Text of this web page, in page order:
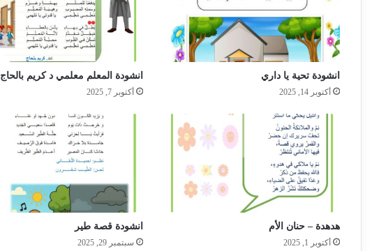
انشودة تحية يا داري
أكتوبر 14, 2025
انشودة المعلم معلمي د كريم بالحاج
أكتوبر 7, 2025
هدهدة – حنان الأم
أكتوبر 1, 2025
انشودة قصة طير
سبتمبر 29, 2025